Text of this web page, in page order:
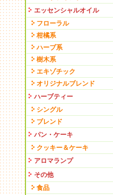
エッセンシャルオイル
フローラル
柑橘系
ハーブ系
樹木系
エキゾチック
オリジナルブレンド
ハーブティー
シングル
ブレンド
パン・ケーキ
クッキー＆ケーキ
アロマランプ
その他
食品